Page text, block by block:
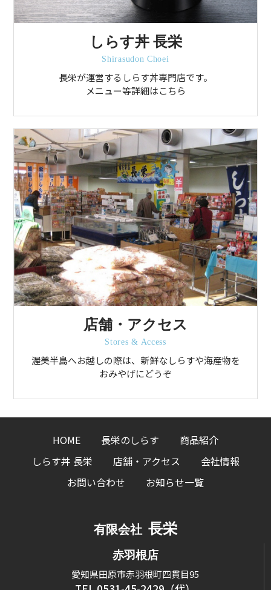
しらす丼 長栄
Shirasudon Choei
長栄が運営するしらす丼専門店です。
メニュー等詳細はこちら
店舗・アクセス
Stores & Access
渥美半島へお越しの際は、新鮮なしらすや海産物を
おみやげにどうぞ
HOME 長栄のしらす
商品紹介
しらす丼 長栄
店舗・アクセス
会社情報
お問い合わせ
お知らせ一覧
有限会社 長栄
赤羽根店
愛知県田原市赤羽根町四貫目95